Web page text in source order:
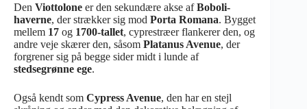
Den Viottolone er den sekundære akse afBoboli-
haverne, der strækker sig mod Porta Romana. Bygget
mellem 17 og 1700-tallet, cyprestræer flankerer den, og
andre veje skærer den, såsom Platanus Avenue, der
forgrener sig på begge sider midt i lunde af
stedsegrønne ege.
Også kendt som Cypress Avenue, den har en stejl